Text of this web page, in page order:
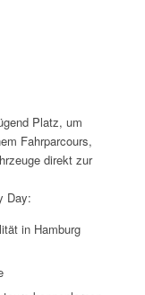
Platz, um
Fahrparcours,
direkt zur
Day:
in Hamburg